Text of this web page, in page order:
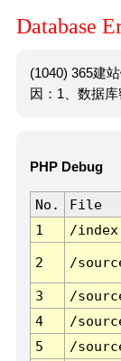
Database
(1040) 365建
因：1、数据
PHP Debug
No. File
1
/
2 /
3 /
4
/
5
/